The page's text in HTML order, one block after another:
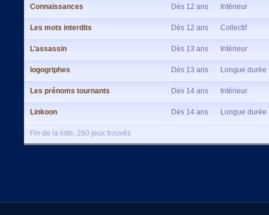
Fin de la liste, 260 jeux trouvés
Connaissances Dès 12 ans Intérieur
Les mots interdits Dès 12 ans Collectif
L’assassin Dès 13 ans Intérieur
logogriphes Dès 13 ans Longue durée
Les prénoms tournants Dès 14 ans Intérieur
Linkoon Dès 14 ans Longue durée